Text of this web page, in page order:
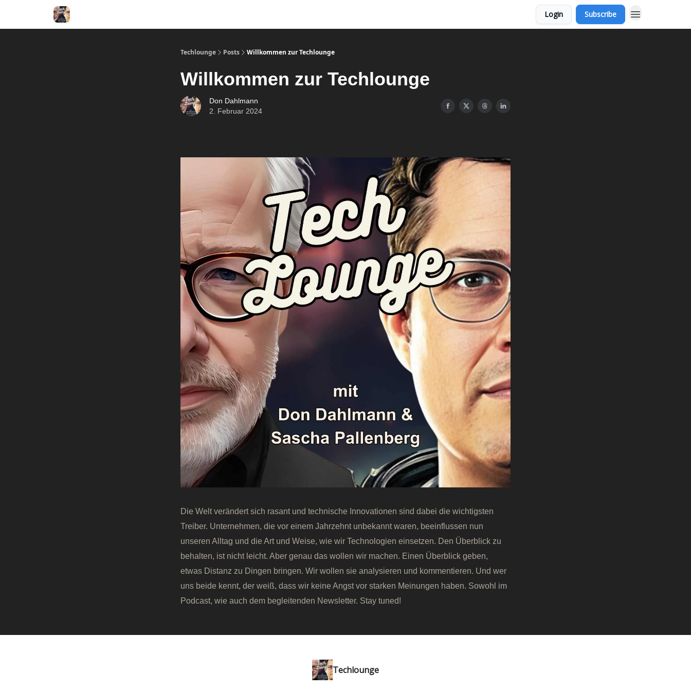
Login Subscribe
Techlounge Posts Willkommen zur Techlounge
Willkommen zur Techlounge
Don Dahlmann
2. Februar 2024
Die Welt verändert sich rasant und technische Innovationen sind dabei die wichtigsten
Treiber. Unternehmen, die vor einem Jahrzehnt unbekannt waren, beeinflussen nun
unseren Alltag und die Art und Weise, wie wir Technologien einsetzen. Den Überblick zu
behalten, ist nicht leicht. Aber genau das wollen wir machen. Einen Überblick geben,
etwas Distanz zu Dingen bringen. Wir wollen sie analysieren und kommentieren. Und wer
uns beide kennt, der weiß, dass wir keine Angst vor starken Meinungen haben. Sowohl im
Podcast, wie auch dem begleitenden Newsletter. Stay tuned!
Techlounge